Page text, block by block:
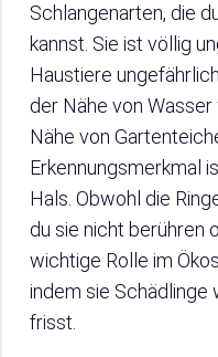
Schlangenarten, die
kannst. Sie ist völlig
Haustiere
der Nähe von
Nähe von
Erkennungsmerkmal
Hals. Obwohl die
du sie nicht berühren
wichtige Rolle im
indem sie Schädlinge
frisst.